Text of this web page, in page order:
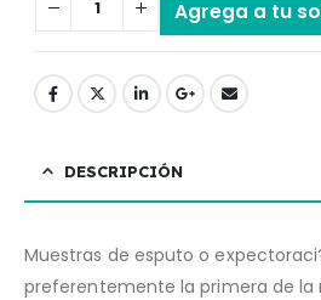
Agrega a tu
DESCRIPCIÓN
Muestras de esputo o
preferentemente la primera de la